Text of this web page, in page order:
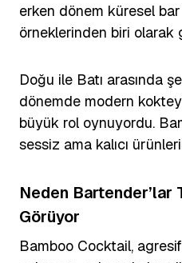
erken dönem küresel
örneklerinden biri olarak
Doğu ile Batı arasında
dönemde modern
büyük rol oynuyordu.
sessiz ama kalıcı
Neden Bartender’lar
Görüyor
Bamboo Cocktail,